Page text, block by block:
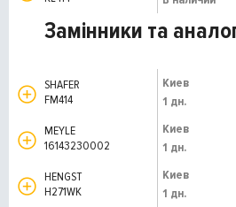
Замінники та
SHAFER
FM414
Киев
1 дн.
MEYLE
16143230002
Киев
1 дн.
HENGST
H271WK
Киев
1 дн.